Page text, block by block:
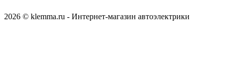
2026 © klemma.ru - Интернет-магазин автоэлектрики